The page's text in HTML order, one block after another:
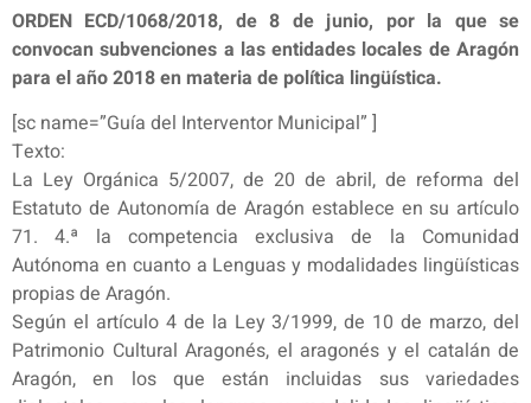
ORDEN ECD/1068/2018, de 8 de junio, por la que se
convocan subvenciones a las entidades locales de Aragón
para el año 2018 en materia de política lingüística.
[sc name=”Guía del Interventor Municipal” ]
Texto:
La Ley Orgánica 5/2007, de 20 de abril, de reforma del
Estatuto de Autonomía de Aragón establece en su artículo
71. 4.ª la competencia exclusiva de la Comunidad
Autónoma en cuanto a Lenguas y modalidades lingüísticas
propias de Aragón.
Según el artículo 4 de la Ley 3/1999, de 10 de marzo, del
Patrimonio Cultural Aragonés, el aragonés y el catalán de
Aragón, en los que están incluidas sus variedades